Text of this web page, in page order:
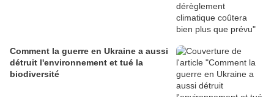
Comment la guerre en Ukraine a aussi
détruit l'environnement et tué la
biodiversité